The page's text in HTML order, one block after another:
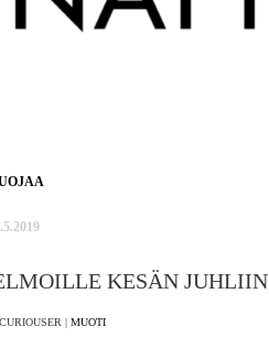
KESÄN JUHLIIN
| MUOTI